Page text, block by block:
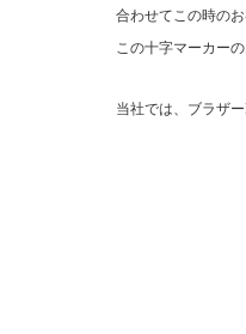
合わせてこの時の
この十字マーカー
当社では、ブラザ